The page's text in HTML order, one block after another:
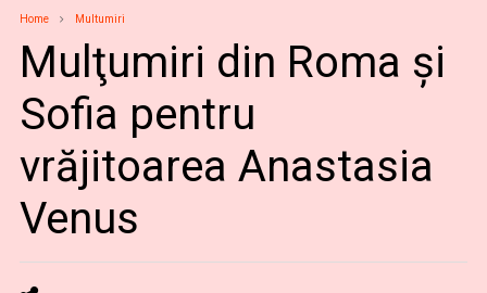
Home Multumiri
Mulţumiri din Roma și
Sofia pentru
vrăjitoarea Anastasia
Venus